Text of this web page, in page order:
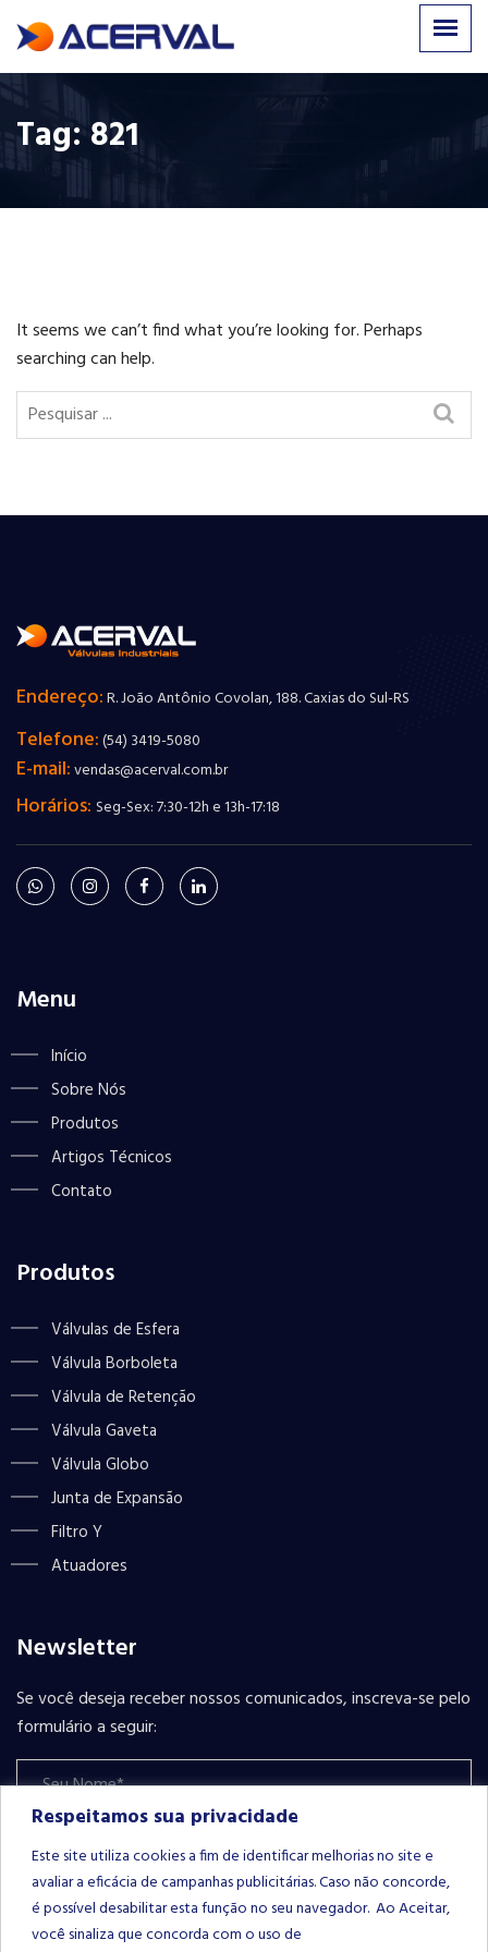
Respeitamos sua privacidade
Este site utiliza cookies a fim de identificar melhorias no site e
avaliar a eficácia de campanhas publicitárias. Caso não concorde,
é possível desabilitar esta função no seu navegador. Ao Aceitar,
você sinaliza que concorda com o uso de
Tag:821
It seems we can’t find what you’re looking for. Perhaps
searching can help.
Endereço:R. João Antônio Covolan, 188. Caxias do Sul-RS
Telefone:(54) 3419-5080
E-mail:vendas@acerval.com.br
Horários: Seg-Sex: 7:30-12h e 13h-17:18
Menu
Início
Sobre Nós
Produtos
Artigos Técnicos
Contato
Produtos
Válvulas de Esfera
Válvula Borboleta
Válvula de Retenção
Válvula Gaveta
Válvula Globo
Junta de Expansão
Filtro Y
Atuadores
Newsletter
Se você deseja receber nossos comunicados, inscreva-se pelo
formulário a seguir:
Please leave this field empty.INSCREVER-SE